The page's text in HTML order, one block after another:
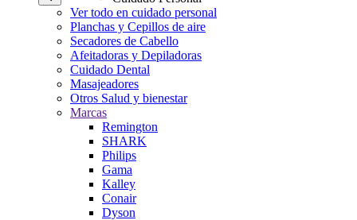
Ver todo en cuidado personal
Planchas y Cepillos de aire
Secadores de Cabello
Afeitadoras y Depiladoras
Cuidado Dental
Masajeadores
Otros Salud y bienestar
Marcas
Remington
SHARK
Philips
Gama
Kalley
Conair
Dyson